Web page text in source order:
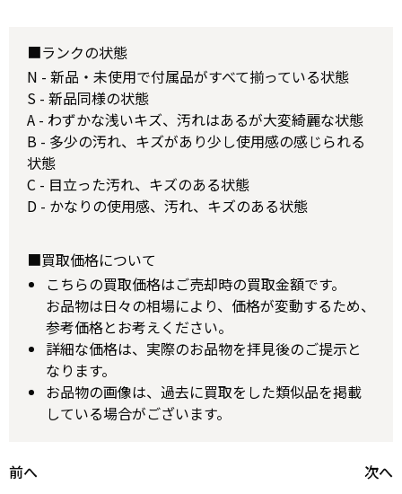
■ランクの状態
N - 新品・未使用で付属品がすべて揃っている状態
S - 新品同様の状態
A - わずかな浅いキズ、汚れはあるが大変綺麗な状態
B - 多少の汚れ、キズがあり少し使用感の感じられる
状態
C - 目立った汚れ、キズのある状態
D - かなりの使用感、汚れ、キズのある状態
■買取価格について
こちらの買取価格はご売却時の買取金額です。
お品物は日々の相場により、価格が変動するため、
参考価格とお考えください。
詳細な価格は、実際のお品物を拝見後のご提示と
なります。
お品物の画像は、過去に買取をした類似品を掲載
している場合がございます。
前へ 次へ